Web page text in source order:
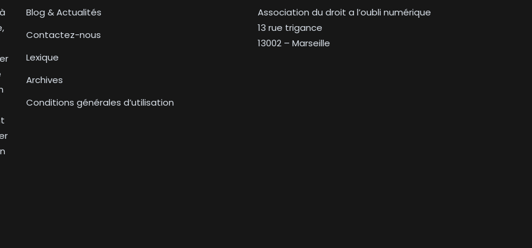
Blog & Actualités
Contactez-nous
Lexique
Archives
Conditions générales d’utilisation
Association du droit a l’oubli numérique
13 rue trigance
13002 – Marseille